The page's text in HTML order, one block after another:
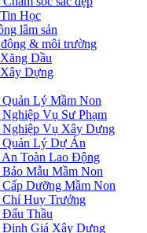
Học
lâm sản
& môi trường
Dầu
Dựng
Lý Mầm Non
Vụ Sư Phạm
Vụ Xây Dựng
Lý Dự Án
Toàn Lao Động
Mẫu Mầm Non
Dưỡng Mầm Non
Huy Trưởng
Thầu
Định Giá Xây Dựng